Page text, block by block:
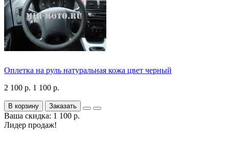
Оплетка на руль натуральная кожа цвет черный
2 100 р. 1 100 р.
В корзину Заказать
Ваша скидка: 1 100 р.
Лидер продаж!